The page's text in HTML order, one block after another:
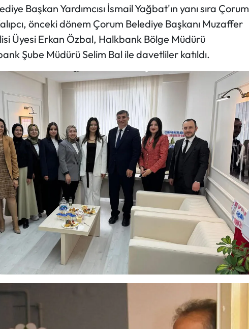
Başkan Yardımcısı İsmail Yağbat'ın yanı sıra Çorum
önceki dönem Çorum Belediye Başkanı Muzaffer
Üyesi Erkan Özbal, Halkbank Bölge Müdürü
Şube Müdürü Selim Bal ile davetliler katıldı.